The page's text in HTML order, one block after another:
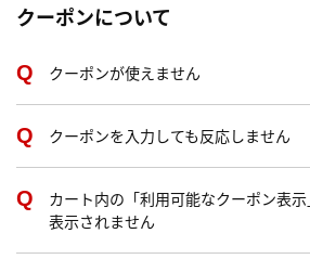
クーポンについて
クーポンが使えません
クーポンを入力しても反応しません
カート内の「利用可能なクーポン表
表示されません